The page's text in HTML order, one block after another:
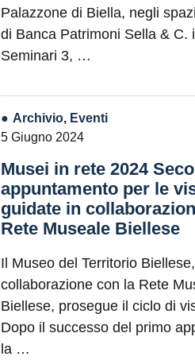
Palazzone di Biella, negli
di Banca Patrimoni Sella & C.
Seminari 3, …
Archivio, Eventi
5 Giugno 2024
Musei in rete 2024
appuntamento per le
guidate in
Rete Museale Biellese
Il Museo del Territorio
collaborazione con la Rete
Biellese, prosegue il ciclo di
Dopo il successo del primo
la …